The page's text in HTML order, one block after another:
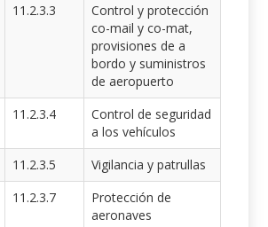
11.2.3.3
Control y protección
co-mail y co-mat,
provisiones de a
bordo y suministros
de aeropuerto
11.2.3.4
Control de seguridad
a los vehículos
11.2.3.5
Vigilancia y patrullas
11.2.3.7
Protección de
aeronaves